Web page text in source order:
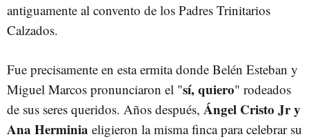
antiguamente al convento de los Padres Trinitarios
Calzados.
Fue precisamente en esta ermita donde Belén Esteban y
Miguel Marcos pronunciaron el "sí, quiero" rodeados
de sus seres queridos. Años después, Ángel Cristo Jr y
Ana Herminia eligieron la misma finca para celebrar su